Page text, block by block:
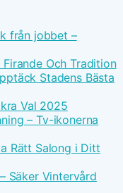
från jobbet –
Och Tradition
Stadens Bästa
Val 2025
– Tv-ikonerna
Rätt Salong i Ditt
Säker Vintervård